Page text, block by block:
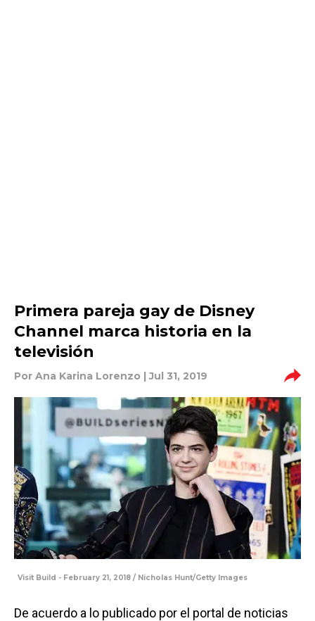
Primera pareja gay de Disney
Channel marca historia en la
televisión
Por Ana Karina Lorenzo | Jul 31, 2019
Visit Build - February 21, 2018 / Nicholas Hunt/Getty Images
De acuerdo a lo publicado por el portal de noticias